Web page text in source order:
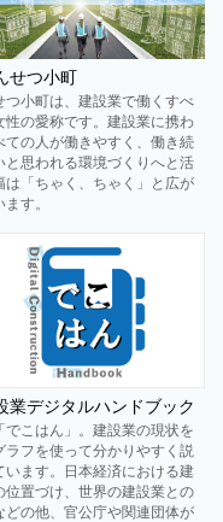
せつ小町
つ小町は、建設業で働くすべ
性の愛称です。建設業に携わ
ての人が働きやすく、働き続
と思われる環境づくりへと活
は「ちゃく、ちゃく」と広が
ます。
業デジタルハンドブック
でこはん」。建設業の現状を
ラフを使って分かりやすく説
います。日本経済における建
位置づけ、世界の建設業との
どの他、官公庁や関連団体が